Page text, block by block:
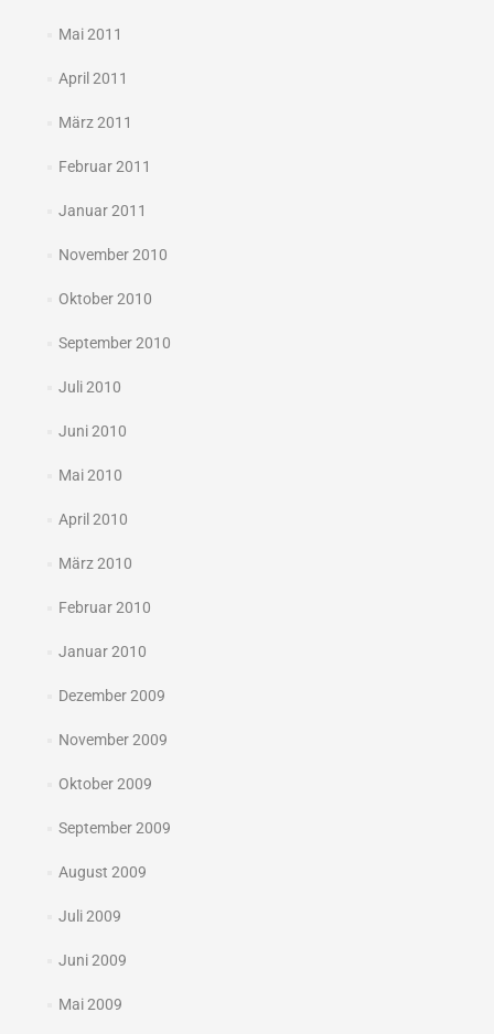
Mai 2011
April 2011
März 2011
Februar 2011
Januar 2011
November 2010
Oktober 2010
September 2010
Juli 2010
Juni 2010
Mai 2010
April 2010
März 2010
Februar 2010
Januar 2010
Dezember 2009
November 2009
Oktober 2009
September 2009
August 2009
Juli 2009
Juni 2009
Mai 2009